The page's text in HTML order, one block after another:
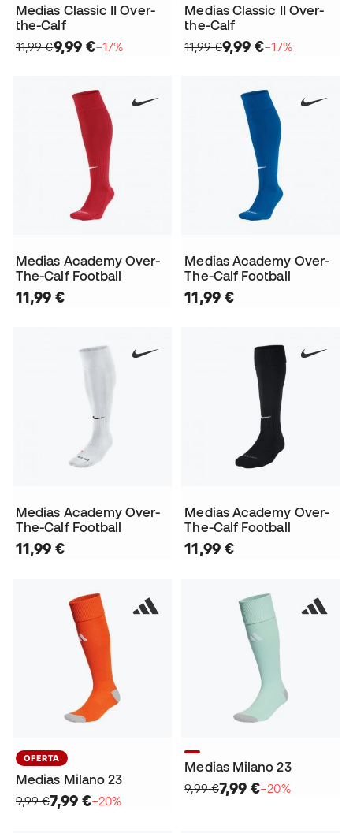
Medias Classic II Over-
the-Calf
11,99 €9,99 €−17%
Medias Classic II Over-
the-Calf
11,99 €9,99 €−17%
Medias Academy Over-
The-Calf Football
11,99 €
Medias Academy Over-
The-Calf Football
11,99 €
Medias Academy Over-
The-Calf Football
11,99 €
Medias Academy Over-
The-Calf Football
11,99 €
OFERTA
Medias Milano 23
9,99 €7,99 €−20%
Medias Milano 23
9,99 €7,99 €−20%